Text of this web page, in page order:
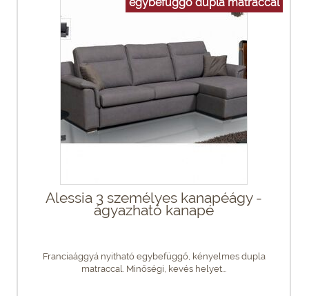
Alessia 3 személyes kanapéágy -
ágyazható kanapé
Franciaággyá nyitható egybefüggő, kényelmes dupla
matraccal. Minőségi, kevés helyet...